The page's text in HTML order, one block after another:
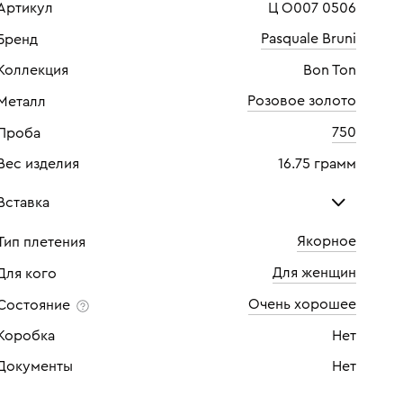
Ц О007 0506
Pasquale Bruni
Коллекция Bon Ton
Розовое золото
750
изделия 16.75 грамм
Розовый кварц
1 шт
плетения Якорное
кого Для женщин
Очень хорошее
Коробка Нет
Нет